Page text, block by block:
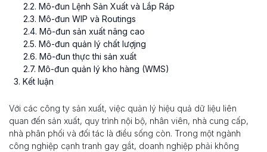
2.2. Mô-đun Lệnh Sản Xuất và Lắp Ráp
2.3. Mô-đun WIP và Routings
2.4. Mô-đun sản xuất nâng cao
2.5. Mô-đun quản lý chất lượjng
2.6. Mô-đun thực thi sản xuất
2.7. Mô-đun quản lý kho hàng (WMS)
3. Kết luận
Với các công ty sản xuất, việc quản lý hiệu quả dữ liệu liên
quan đến sản xuất, quy trình nội bộ, nhân viên, nhà cung cấp,
nhà phân phối và đối tác là điều sống còn. Trong một ngành
công nghiệp cạnh tranh gay gắt, doanh nghiệp phải không